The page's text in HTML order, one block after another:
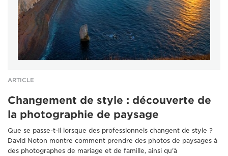
ARTICLE
Changement de style : découverte de
la photographie de paysage
Que se passe-t-il lorsque des professionnels changent de style ?
David Noton montre comment prendre des photos de paysages à
des photographes de mariage et de famille, ainsi qu'à